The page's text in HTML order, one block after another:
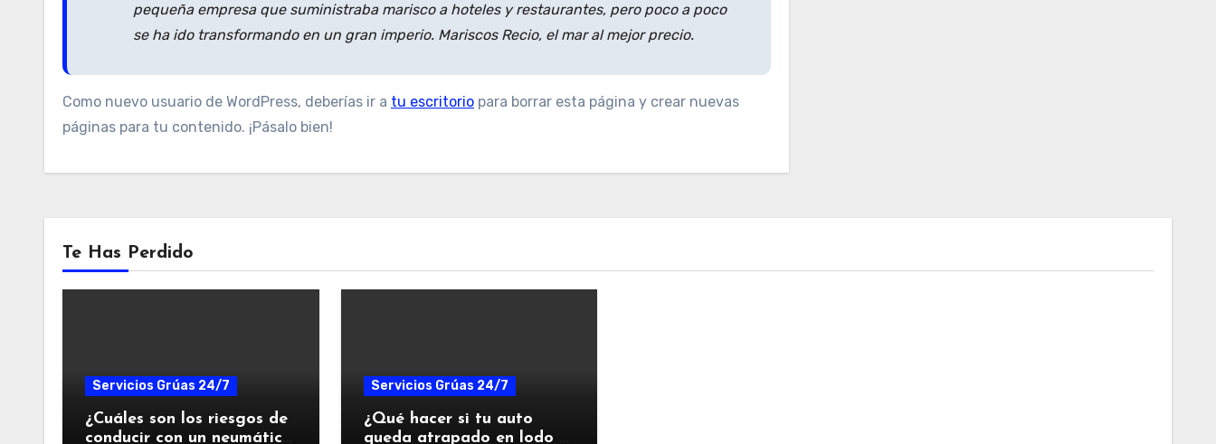
pequeña empresa que suministraba marisco a hoteles y restaurantes, pero poco a poco
se ha ido transformando en un gran imperio. Mariscos Recio, el mar al mejor precio.
Como nuevo usuario de WordPress, deberías ir a tu escritorio para borrar esta página y crear nuevas
páginas para tu contenido. ¡Pásalo bien!
Te Has Perdido
Servicios Grúas 24/7
¿Cuáles son los riesgos de
conducir con un neumático
Servicios Grúas 24/7
¿Qué hacer si tu auto
queda atrapado en lodo o